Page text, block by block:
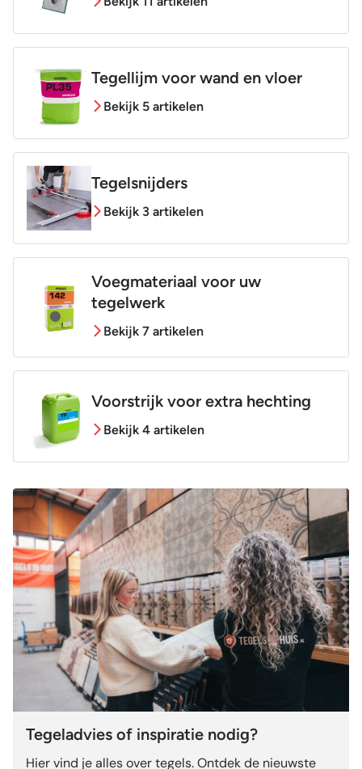
Tegellijm voor wand en vloer
Bekijk 5 artikelen
Tegelsnijders
Bekijk 3 artikelen
Voegmateriaal voor uw
tegelwerk
Bekijk 7 artikelen
Voorstrijk voor extra hechting
Bekijk 4 artikelen
Tegeladvies of inspiratie nodig?
Hier vind je alles over tegels. Ontdek de nieuwste